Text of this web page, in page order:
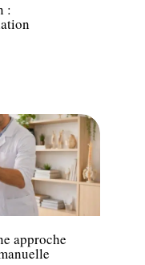
:
approche